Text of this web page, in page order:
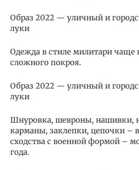
Образ 2022 — уличный и
луки
Одежда в стиле милитари чаще
сложного покроя.
Образ 2022 — уличный и
луки
Шнуровка, шевроны, нашивки,
карманы, заклепки, цепочки –
сходства с военной формой –
года.